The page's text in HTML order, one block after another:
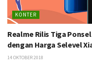
KONTER
Realme Rilis Tiga
dengan Harga Selevel
14 OKTOBER 2018